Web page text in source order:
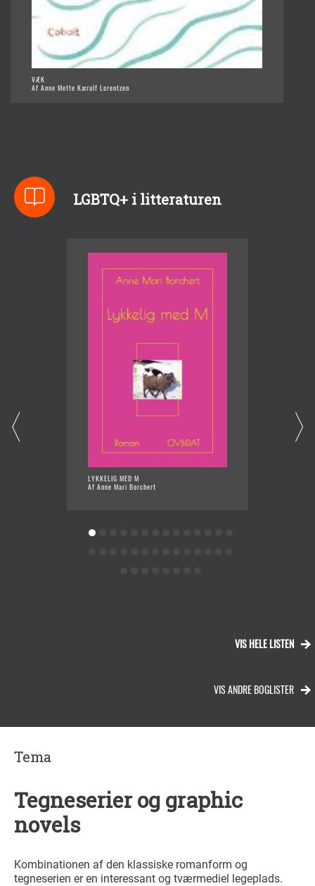
VÆK
Af Anne Mette Kærulf Lorentzen
LGBTQ+ i litteraturen
LYKKELIG MED M
Af Anne Mari Borchert
VIS HELE LISTEN
VIS ANDRE BOGLISTER
Tema
Tegneserier og graphic
novels
Kombinationen af den klassiske romanform og
tegneserien er en interessant og tværmediel legeplads.